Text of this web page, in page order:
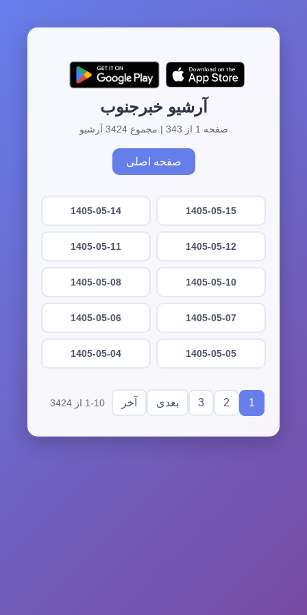
آرشیو خبرجنوب
صفحه 1 از 343 | مجموع 3424 آرشیو
صفحه اصلی
1405-05-15
1405-05-14
1405-05-12
1405-05-11
1405-05-10
1405-05-08
1405-05-07
1405-05-06
1405-05-05
1405-05-04
1
2
3 بعدی آخر 1-10 از 3424